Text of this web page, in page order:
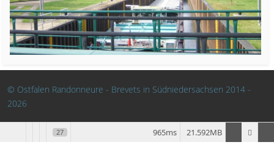
© Ostfalen Randonneure - Brevets in Südniedersachsen 2014 -
2026
27 21.592MB
965ms